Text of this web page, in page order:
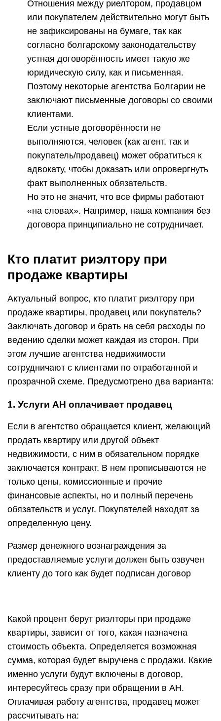
Отношения между риелтором, продавцом
или покупателем действительно могут быть
не зафиксированы на бумаге, так как
согласно болгарскому законодательству
устная договорённость имеет такую же
юридическую силу, как и письменная.
Поэтому некоторые агентства Болгарии не
заключают письменные договоры со своими
клиентами.
Если устные договорённости не
выполняются, человек (как агент, так и
покупатель/продавец) может обратиться к
адвокату, чтобы доказать или опровергнуть
факт выполненных обязательств.
Но это не значит, что все фирмы работают
«на словах». Например, наша компания без
договора принципиально не сотрудничает.
Кто платит риэлтору при
продаже квартиры
Актуальный вопрос, кто платит риэлтору при
продаже квартиры, продавец или покупатель?
Заключать договор и брать на себя расходы по
ведению сделки может каждая из сторон. При
этом лучшие агентства недвижимости
сотрудничают с клиентами по отработанной и
прозрачной схеме. Предусмотрено два варианта:
1. Услуги АН оплачивает продавец
Если в агентство обращается клиент, желающий
продать квартиру или другой объект
недвижимости, с ним в обязательном порядке
заключается контракт. В нем прописываются не
только цены, комиссионные и прочие
финансовые аспекты, но и полный перечень
обязательств и услуг. Покупателей находят за
определенную цену.
Размер денежного вознаграждения за
предоставляемые услуги должен быть озвучен
клиенту до того как будет подписан договор
Какой процент берут риэлторы при продаже
квартиры, зависит от того, какая назначена
стоимость объекта. Определяется возможная
сумма, которая будет выручена с продажи. Какие
именно услуги будут включены в договор,
интересуйтесь сразу при обращении в АН.
Оплачивая работу агентства, продавец может
рассчитывать на: